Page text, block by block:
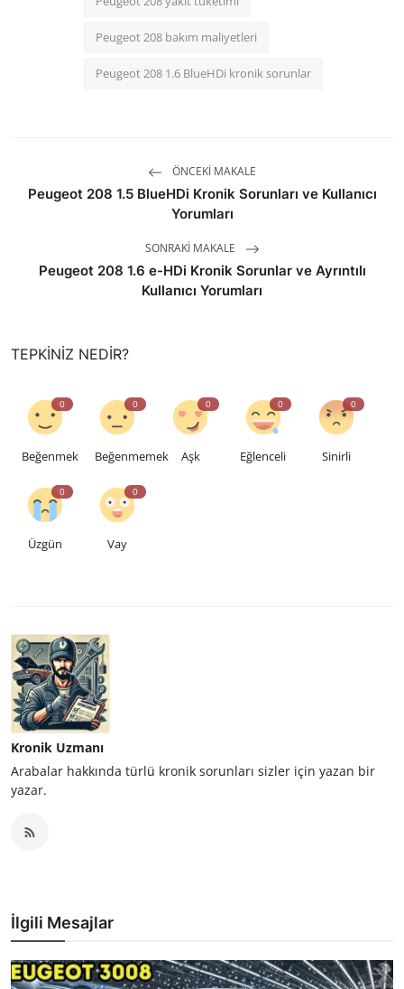
Peugeot 208 bakım maliyetleri
Peugeot 208 1.6 BlueHDi kronik sorunlar
ÖNCEKI MAKALE
Peugeot 208 1.5 BlueHDi Kronik Sorunları ve Kullanıcı
Yorumları
SONRAKI MAKALE
Peugeot 208 1.6 e-HDi Kronik Sorunlar ve Ayrıntılı
Kullanıcı Yorumları
TEPKINIZ NEDIR?
0
Beğenmek
0
Beğenmemek
0
Aşk
0
Eğlenceli
0
Sinirli
0
Üzgün
0
Vay
Kronik Uzmanı
Arabalar hakkında türlü kronik sorunları sizler için yazan bir
yazar.
İlgili Mesajlar